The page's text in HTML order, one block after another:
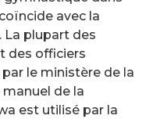
avec la
La plupart des
des officiers
le ministère de la
manuel de la
est utilisé par la